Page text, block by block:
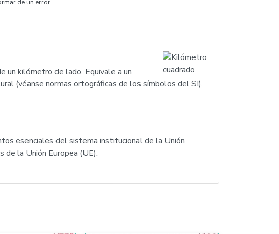
de un error
un kilómetro de lado. Equivale a un
(véanse normas ortográficas de los símbolos del SI).
esenciales del sistema institucional de la Unión
de la Unión Europea (UE).